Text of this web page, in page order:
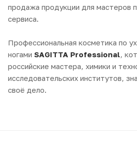
продажа продукции для мастеров
сервиса.
Профессиональная косметика по
ногами SAGITTA Professional
,
российские мастера, химики и
исследовательских институтов,
своё дело.